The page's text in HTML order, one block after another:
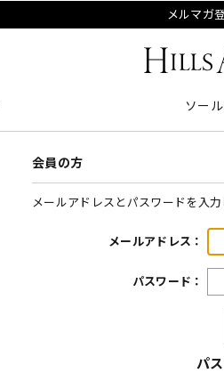
メルマガ
ソー
会員の方
メールアドレスとパスワードを入力
メールアドレス：
パスワード：
パ